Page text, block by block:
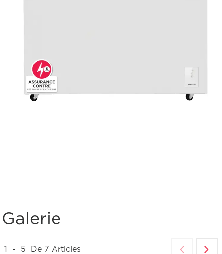
Galerie
1 - 5 De 7 Articles